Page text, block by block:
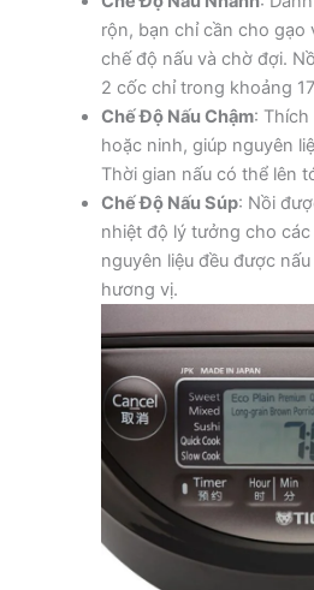
rộn, bạn chỉ cần cho gạo
chế độ nấu và chờ đợi.
2 cốc chỉ trong khoảng
Chế Độ Nấu Chậm:
hoặc ninh, giúp nguyên
Thời gian nấu có thể lên
Chế Độ Nấu Súp: Nồi
nhiệt độ lý tưởng cho
nguyên liệu đều được
hương vị.